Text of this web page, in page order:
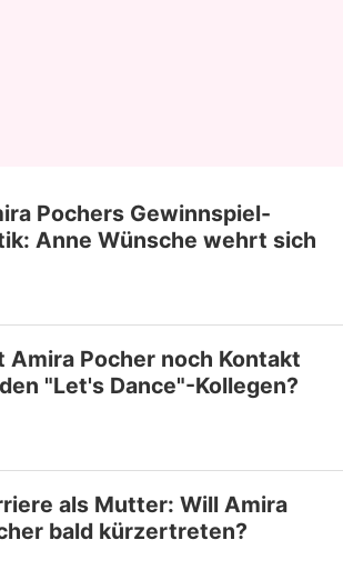
Pochers Gewinnspiel-
Anne Wünsche wehrt sich
Amira Pocher noch Kontakt
"Let's Dance"-Kollegen?
als Mutter: Will Amira
bald kürzertreten?